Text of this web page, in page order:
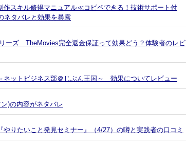
作スキル修得マニュアル≪コピペできる！技術サポート付
ネタバレと効果を暴露
ーズ TheMovies完全返金保証って効果どう？体験者のレビ
ネットビジネス部＠じぶん王国～ 効果についてレビュー
)の内容がネタバレ
りたいこと発見セミナー』（4/27）の噂と実践者の口コミ